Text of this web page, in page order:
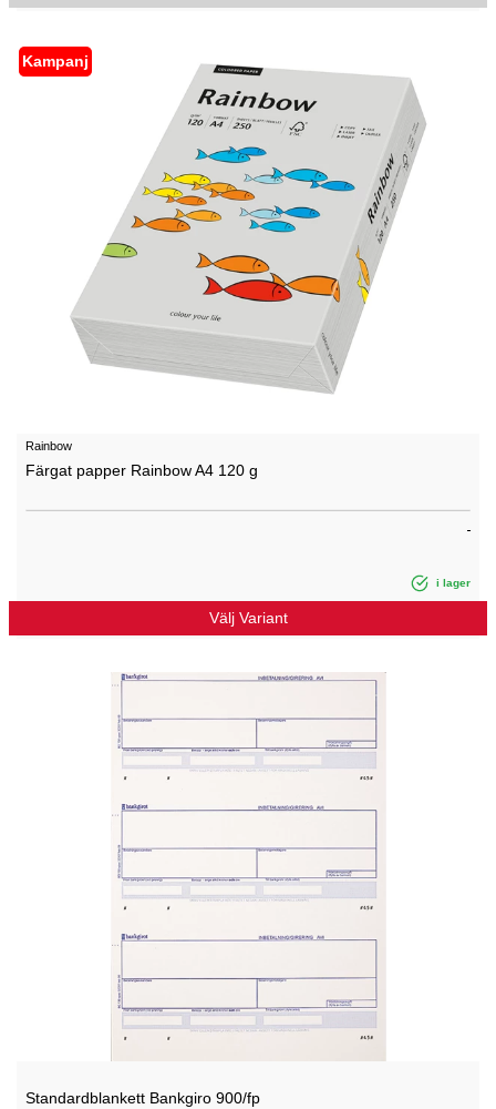
Kampanj
Rainbow
Färgat papper Rainbow A4 120 g
i lager
Välj Variant
Standardblankett Bankgiro 900/fp